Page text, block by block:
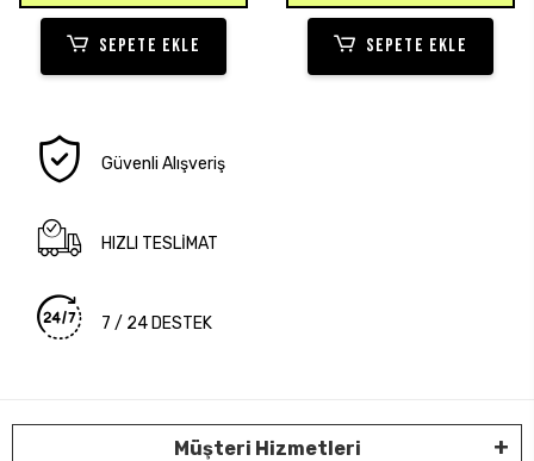
SEPETE EKLE SEPETE EKLE
Güvenli Alışveriş
HIZLI TESLİMAT
7 / 24 DESTEK
Müşteri Hizmetleri